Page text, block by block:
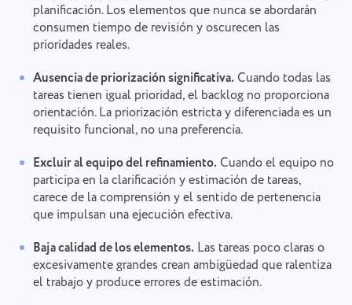
planificación. Los elementos que nunca se abordarán
consumen tiempo de revisión y oscurecen las
prioridades reales.
Ausencia de priorización significativa. Cuando todas las
tareas tienen igual prioridad, el backlog no proporciona
orientación. La priorización estricta y diferenciada es un
requisito funcional, no una preferencia.
Excluir al equipo del refinamiento. Cuando el equipo no
participa en la clarificación y estimación de tareas,
carece de la comprensión y el sentido de pertenencia
que impulsan una ejecución efectiva.
Baja calidad de los elementos. Las tareas poco claras o
excesivamente grandes crean ambigüedad que ralentiza
el trabajo y produce errores de estimación.